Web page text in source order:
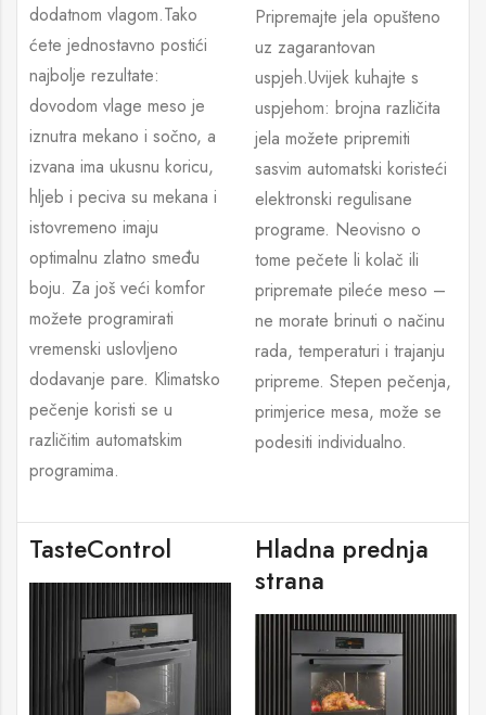
dodatnom vlagom.Tako
ćete jednostavno postići
najbolje rezultate:
dovodom vlage meso je
iznutra mekano i sočno, a
izvana ima ukusnu koricu,
hljeb i peciva su mekana i
istovremeno imaju
optimalnu zlatno smeđu
boju. Za još veći komfor
možete programirati
vremenski uslovljeno
dodavanje pare. Klimatsko
pečenje koristi se u
različitim automatskim
programima.
Pripremajte jela opušteno
uz zagarantovan
uspjeh.Uvijek kuhajte s
uspjehom: brojna različita
jela možete pripremiti
sasvim automatski koristeći
elektronski regulisane
programe. Neovisno o
tome pečete li kolač ili
pripremate pileće meso –
ne morate brinuti o načinu
rada, temperaturi i trajanju
pripreme. Stepen pečenja,
primjerice mesa, može se
podesiti individualno.
TasteControl
Hladna prednja
strana